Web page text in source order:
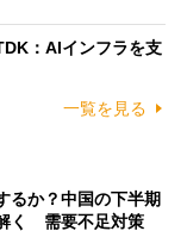
：AIインフラを支
一覧を見る
るか？中国の下半期
く 需要不足対策